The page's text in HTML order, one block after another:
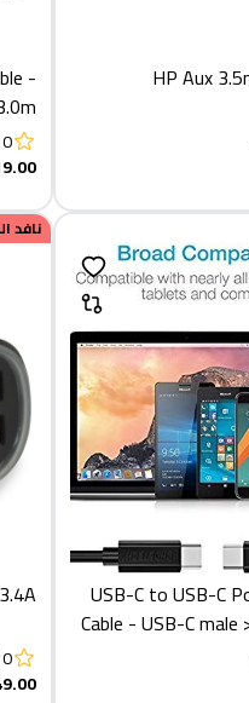
HP Aux
-
0
USB-C to USB-C
Cable - USB-C male
نافد
0